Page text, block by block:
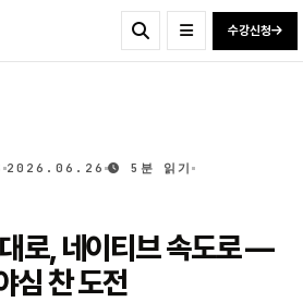
수강신청
2026.06.26
5분 읽기
로, 네이티브 속도로 —
심 찬 도전